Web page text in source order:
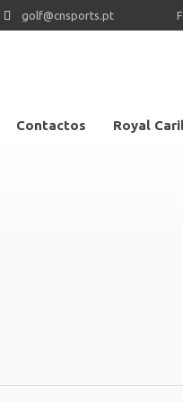
golf@cnsports.pt
Contactos Royal